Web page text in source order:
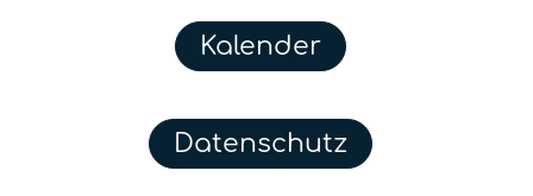
Kalender
Datenschutz